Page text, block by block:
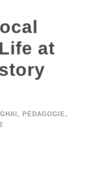
at
, PÉDAGOGIE ,